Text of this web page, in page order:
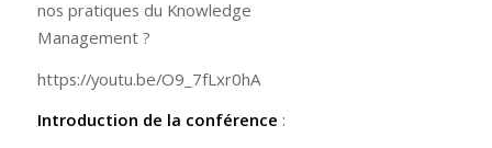
nos pratiques du Knowledge
Management ?
https://youtu.be/O9_7fLxr0hA
Introduction de la conférence :